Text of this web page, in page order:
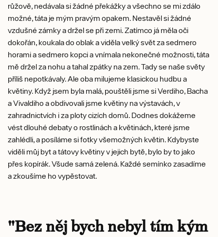
růžově, nedávala si žádné překážky a všechno se mi zdálo
možné, táta je mým pravým opakem. Nestavěl si žádné
vzdušné zámky a držel se při zemi. Zatímco já měla oči
dokořán, koukala do oblak a viděla velký svět za sedmero
horami a sedmero kopci a vnímala nekonečné možnosti, táta
mě držel za nohu a tahal zpátky na zem. Tady se naše světy
příliš nepotkávaly. Ale oba milujeme klasickou hudbu a
květiny. Když jsem byla malá, pouštěli jsme si Verdiho, Bacha
a Vivaldiho a obdivovali jsme květiny na výstavách, v
zahradnictvích i za ploty cizích domů. Dodnes dokážeme
vést dlouhé debaty o rostlinách a květinách, které jsme
zahlédli, a posíláme si fotky všemožných květin. Kdybyste
viděli můj byt a tátovy květiny v jejich bytě, bylo by to jako
přes kopírák. Všude samá zelená. Každé semínko zasadíme
a zkoušíme ho vypěstovat.
"Bez něj bych nebyl tím kým